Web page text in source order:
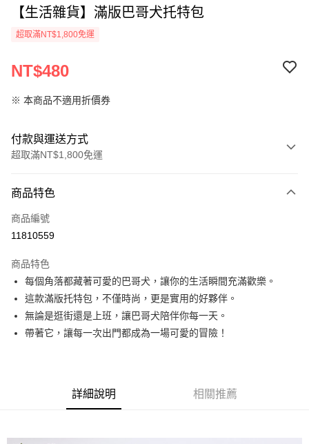
【生活雜貨】滿版巴哥犬托特包
超取滿NT$1,800免運
NT$480
※ 本商品不適用折價券
付款與運送方式
超取滿NT$1,800免運
信用卡一次付款
超商取貨付款
Apple Pay
悠遊付
Google Pay
【關於「AFTEE先享後付」】
便利好安心！
商品特色
商品編號
11810559
商品特色
每個角落都藏著可愛的巴哥犬，讓你的生活瞬間充滿歡樂。
這款滿版托特包，不僅時尚，更是實用的好夥伴。
無論是逛街還是上班，讓巴哥犬陪伴你每一天。
帶著它，讓每一次出門都成為一場可愛的冒險！
詳細說明 相關推薦